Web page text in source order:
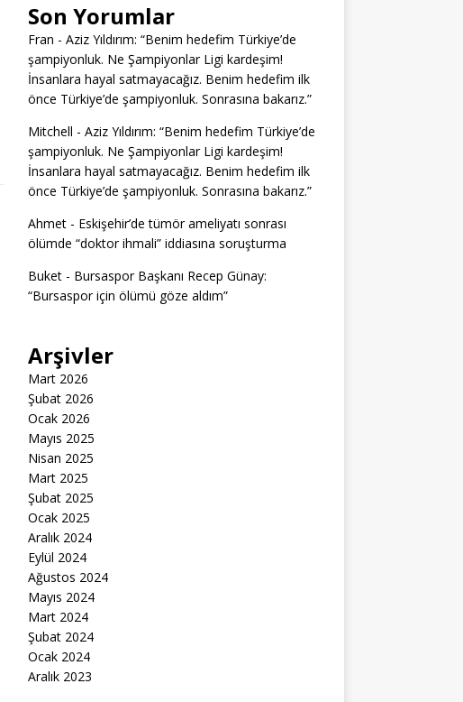
Son Yorumlar
Fran - Aziz Yıldırım: “Benim hedefim Türkiye’de
şampiyonluk. Ne Şampiyonlar Ligi kardeşim!
İnsanlara hayal satmayacağız. Benim hedefim ilk
önce Türkiye’de şampiyonluk. Sonrasına bakarız.”
Mitchell - Aziz Yıldırım: “Benim hedefim Türkiye’de
şampiyonluk. Ne Şampiyonlar Ligi kardeşim!
İnsanlara hayal satmayacağız. Benim hedefim ilk
önce Türkiye’de şampiyonluk. Sonrasına bakarız.”
Ahmet- Eskişehir’de tümör ameliyatı sonrası
ölümde “doktor ihmali” iddiasına soruşturma
Buket- Bursaspor Başkanı Recep Günay:
“Bursaspor için ölümü göze aldım”
Arşivler
Mart 2026
Şubat 2026
Ocak 2026
Mayıs 2025
Nisan 2025
Mart 2025
Şubat 2025
Ocak 2025
Aralık 2024
Eylül 2024
Ağustos 2024
Mayıs 2024
Mart 2024
Şubat 2024
Ocak 2024
Aralık 2023